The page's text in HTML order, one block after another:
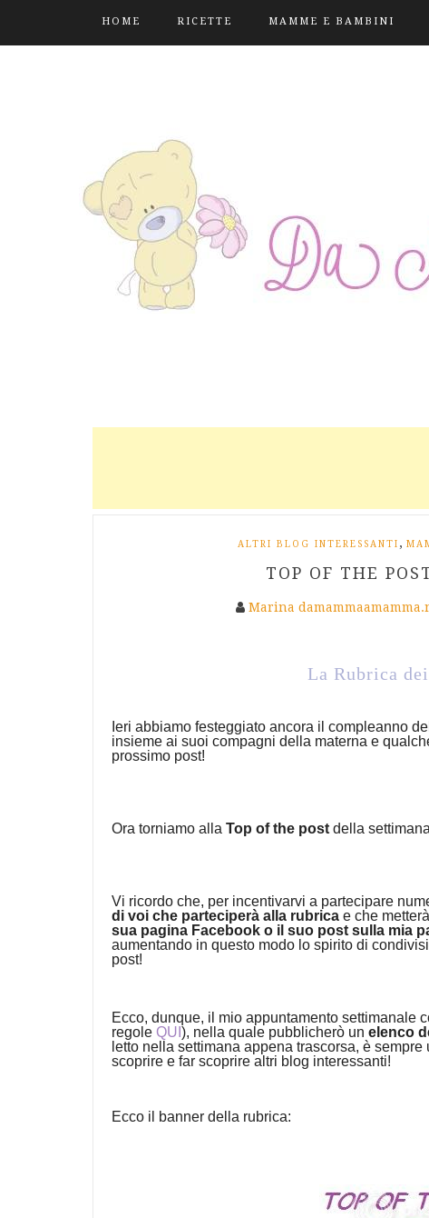
HOME RICETTE MAMME E BAMBINI
ALTRI BLOG INTERESSANTI ,
TOP OF THE
Marina
La Rubrica
Ieri abbiamo festeggiato ancora il compleanno
insieme ai suoi compagni della materna e
prossimo post!
Ora torniamo alla Top of the post della
Vi ricordo che, per incentivarvi a partecipare
di voi che parteciperà alla rubrica e che
sua pagina Facebook o il suo post sulla mia
aumentando in questo modo lo spirito di
post!
Ecco, dunque, il mio appuntamento settimanale
regole QUI ), nella quale pubblicherò un elenco
letto nella settimana appena trascorsa, è
scoprire e far scoprire altri blog interessanti!
Ecco il banner della rubrica: